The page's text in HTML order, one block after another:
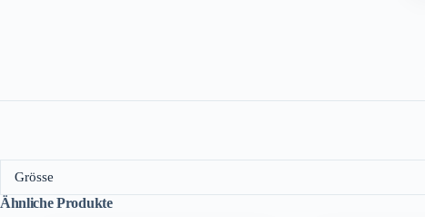
Grösse
Ähnliche Produkte